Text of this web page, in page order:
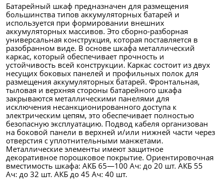
Батарейный шкаф предназначен для размещения
большинства типов аккумуляторных батарей и
используется при формировании внешних
аккумуляторных массивов. Это сборно-разборная
универсальная конструкция, которая поставляется в
разобранном виде. В основе шкафа металлический
каркас, который обеспечивает прочность и
устойчивость всей конструкции. Каркас состоит из двух
несущих боковых панелей и профильных полок для
размещения аккумуляторных батарей. Фронтальная,
тыловая и верхняя стороны батарейного шкафа
закрываются металлическими панелями для
исключения несанкционированного доступа к
электрическим цепям, это обеспечивает полностью
безопасную эксплуатацию. Подвод кабеля организован
на боковой панели в верхней и/или нижней части через
отверстия с уплотнительными манжетами.
Металлические элементы имеют защитное
декоративное порошковое покрытие. Ориентировочная
вместимость шкафа: АКБ 65—100 Ач: до 20 шт. АКБ 55
Ач: до 32 шт. АКБ до 45 Ач: 40 шт.